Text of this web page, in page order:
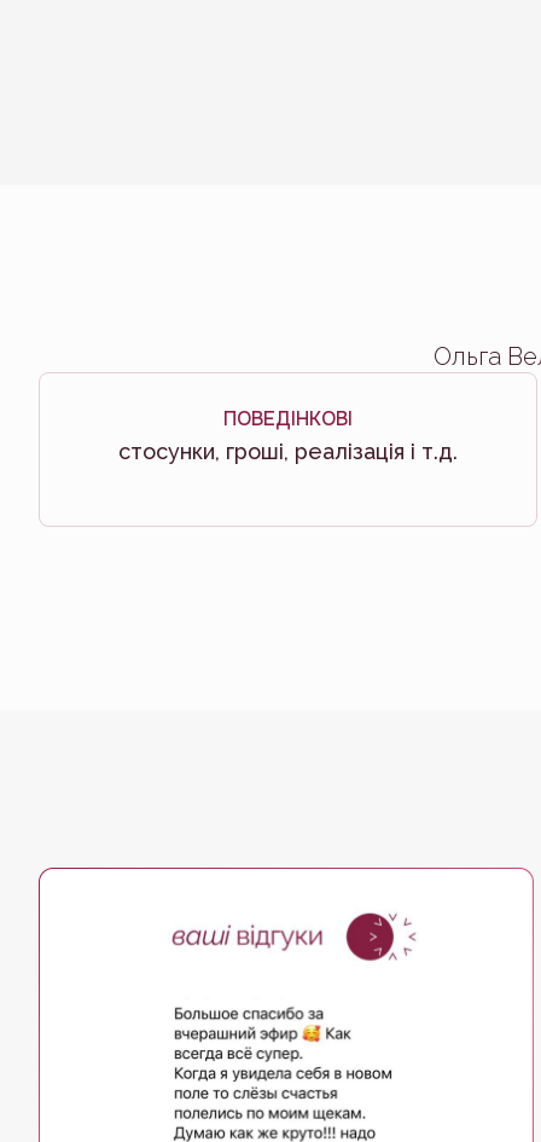
Ольга
ПОВЕДІНКОВІ
стосунки, гроші, реалізація і т.д.